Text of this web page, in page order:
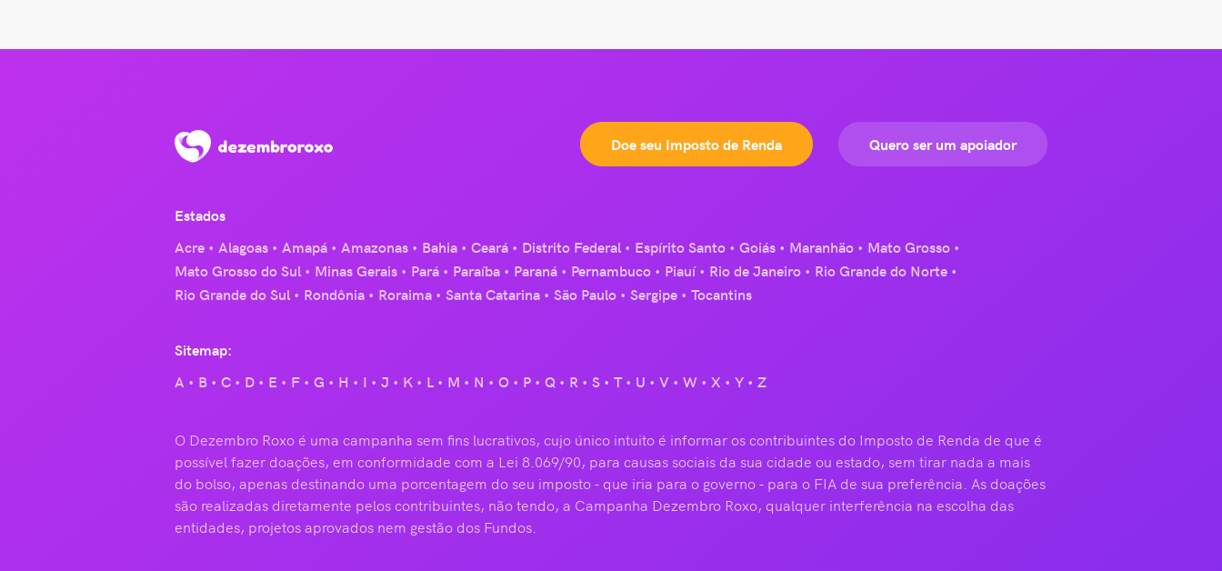
Doe seu Imposto de Renda Quero ser um apoiador
Estados
Acre
Alagoas Amapá Amazonas Bahia Ceará Distrito Federal Espírito Santo Goiás Maranhão
Mato Grosso
Mato Grosso do Sul
Minas Gerais Pará Paraíba Paraná Pernambuco Piauí Rio de Janeiro
Rio Grande do Norte
Rio Grande do Sul
Rondônia Roraima Santa Catarina São Paulo Sergipe Tocantins
Sitemap:
A
B C D E F G H I J K L M N O P Q R S T U V W X Y Z
O Dezembro Roxo é uma campanha sem fins lucrativos, cujo único intuito é informar os contribuintes do Imposto de Renda de que é
possível fazer doações, em conformidade com a Lei 8.069/90, para causas sociais da sua cidade ou estado, sem tirar nada a mais
do bolso, apenas destinando uma porcentagem do seu imposto - que iria para o governo - para o FIA de sua preferência. As doações
são realizadas diretamente pelos contribuintes, não tendo, a Campanha Dezembro Roxo, qualquer interferência na escolha das
entidades, projetos aprovados nem gestão dos Fundos.